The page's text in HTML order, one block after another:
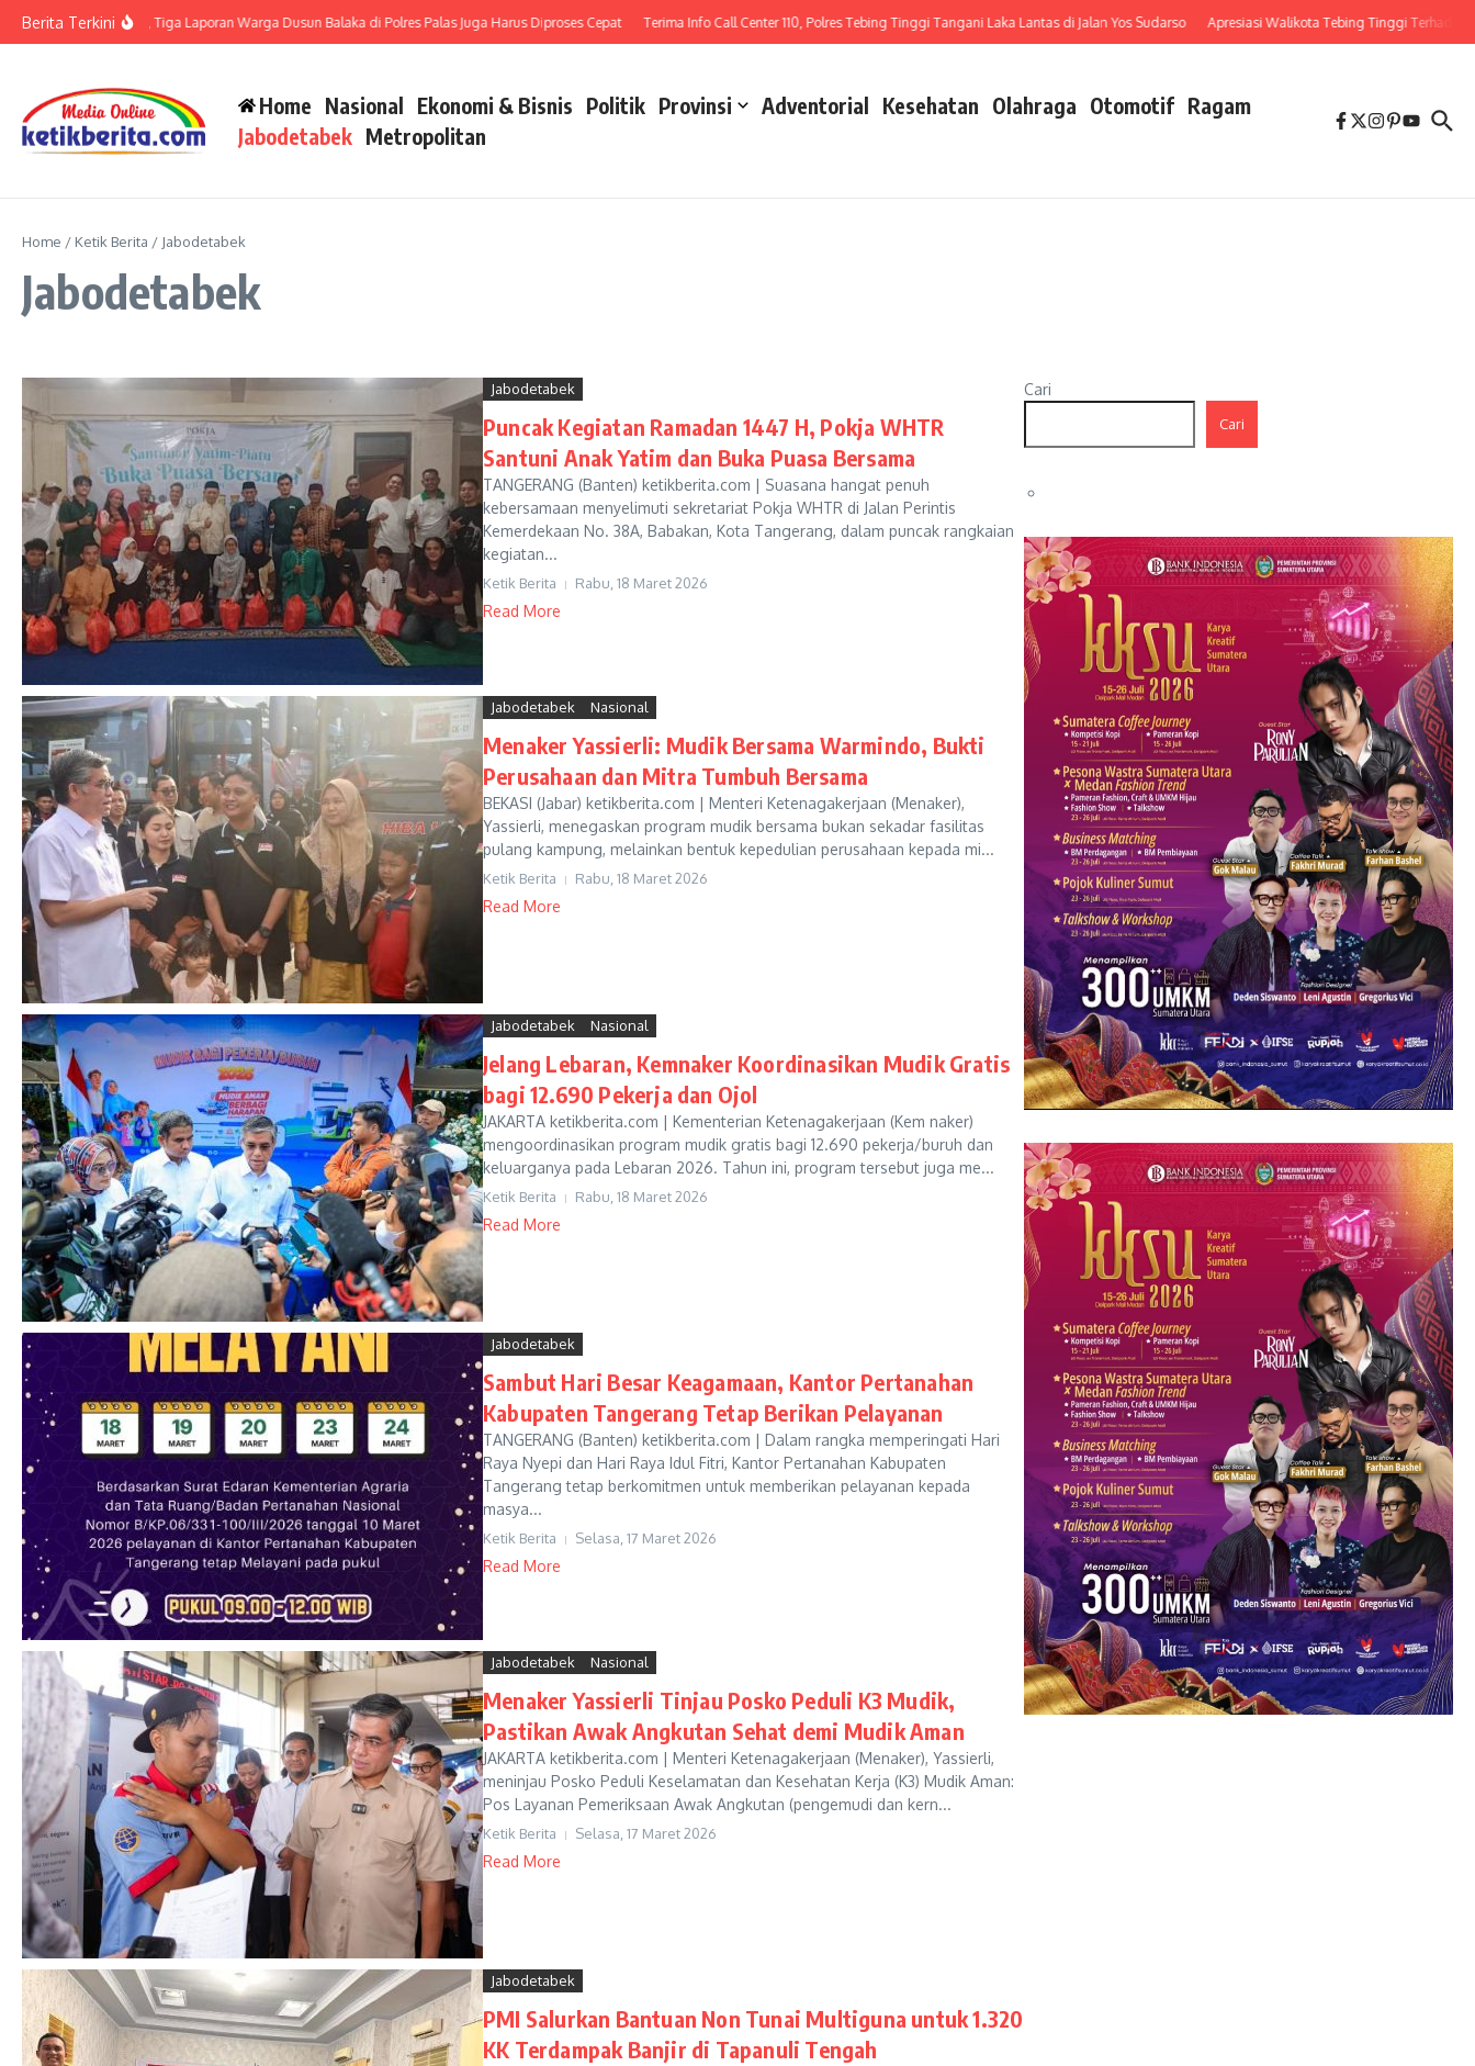
Berita Terkini
Polsek Barteng, Tiga Laporan Warga Dusun Balaka di Polres Palas Juga Harus Diproses Cepat Terima Info Call Center 110, Polres Tebing Tinggi Tangani Laka Lantas di Jalan Yos Sudarso Apresiasi Walikota Tebing Tinggi Terhadap
Home Nasional Ekonomi & Bisnis Politik Provinsi Adventorial Kesehatan Olahraga Otomotif Ragam
Jabodetabek Metropolitan
Home / Ketik Berita / Jabodetabek
Jabodetabek
Jabodetabek
Puncak Kegiatan Ramadan 1447 H, Pokja WHTR
Santuni Anak Yatim dan Buka Puasa Bersama
TANGERANG (Banten) ketikberita.com | Suasana hangat penuh
kebersamaan menyelimuti sekretariat Pokja WHTR di Jalan Perintis
Kemerdekaan No. 38A, Babakan, Kota Tangerang, dalam puncak rangkaian
kegiatan...
Ketik Berita Rabu, 18 Maret 2026
Read More
Jabodetabek Nasional
Menaker Yassierli: Mudik Bersama Warmindo, Bukti
Perusahaan dan Mitra Tumbuh Bersama
BEKASI (Jabar) ketikberita.com | Menteri Ketenagakerjaan (Menaker),
Yassierli, menegaskan program mudik bersama bukan sekadar fasilitas
pulang kampung, melainkan bentuk kepedulian perusahaan kepada mi...
Ketik Berita Rabu, 18 Maret 2026
Read More
Jabodetabek Nasional
Jelang Lebaran, Kemnaker Koordinasikan Mudik Gratis
bagi 12.690 Pekerja dan Ojol
JAKARTA ketikberita.com | Kementerian Ketenagakerjaan (Kem naker)
mengoordinasikan program mudik gratis bagi 12.690 pekerja/buruh dan
keluarganya pada Lebaran 2026. Tahun ini, program tersebut juga me...
Ketik Berita Rabu, 18 Maret 2026
Read More
Jabodetabek
Sambut Hari Besar Keagamaan, Kantor Pertanahan
Kabupaten Tangerang Tetap Berikan Pelayanan
TANGERANG (Banten) ketikberita.com | Dalam rangka memperingati Hari
Raya Nyepi dan Hari Raya Idul Fitri, Kantor Pertanahan Kabupaten
Tangerang tetap berkomitmen untuk memberikan pelayanan kepada
masya...
Ketik Berita Selasa, 17 Maret 2026
Read More
Jabodetabek Nasional
Menaker Yassierli Tinjau Posko Peduli K3 Mudik,
Pastikan Awak Angkutan Sehat demi Mudik Aman
JAKARTA ketikberita.com | Menteri Ketenagakerjaan (Menaker), Yassierli,
meninjau Posko Peduli Keselamatan dan Kesehatan Kerja (K3) Mudik Aman:
Pos Layanan Pemeriksaan Awak Angkutan (pengemudi dan kern...
Ketik Berita Selasa, 17 Maret 2026
Read More
Jabodetabek
PMI Salurkan Bantuan Non Tunai Multiguna untuk 1.320
KK Terdampak Banjir di Tapanuli Tengah
Cari
Cari